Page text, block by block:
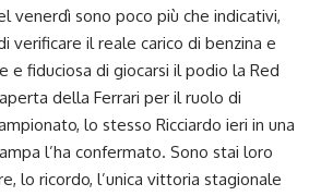
venerdì sono poco più che indicativi,
verificare il reale carico di benzina e
e fiduciosa di giocarsi il podio la Red
della Ferrari per il ruolo di
lo stesso Ricciardo ieri in una
l’ha confermato. Sono stai loro
lo ricordo, l’unica vittoria stagionale